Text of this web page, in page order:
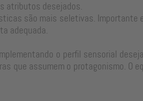
atributos desejados.
são mais seletivas.
adequada.
o perfil sensorial
que assumem o protagonismo. O